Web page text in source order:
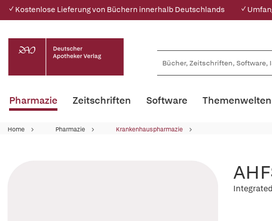
✓ Kostenlose Lieferung von Büchern innerhalb Deutschlands ✓
Pharmazie Zeitschriften Software Themenwelten
Home Pharmazie Krankenhauspharmazie